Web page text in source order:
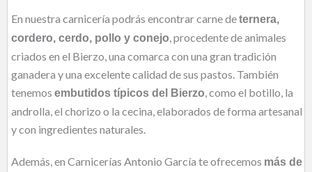
En nuestra carnicería podrás encontrar carne deternera,
cordero, cerdo, pollo y conejo , procedente de animales
criados en el Bierzo, una comarca con una gran tradición
ganadera y una excelente calidad de sus pastos. También
tenemos embutidos típicos del Bierzo , como el botillo, la
androlla, el chorizo o la cecina, elaborados de forma artesanal
y con ingredientes naturales.
Además, en Carnicerías Antonio García te ofrecemos más de